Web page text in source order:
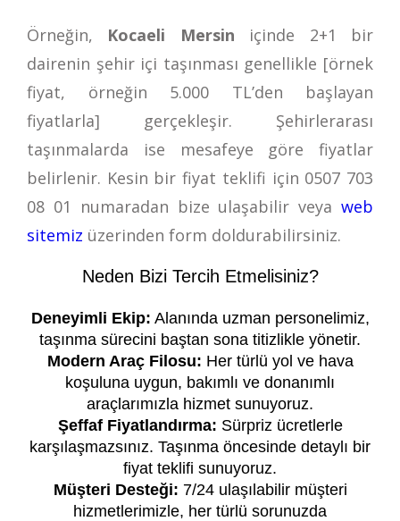
Örneğin, Kocaeli Mersin içinde 2+1 bir
dairenin şehir içi taşınması genellikle [örnek
fiyat, örneğin 5.000 TL’den başlayan
fiyatlarla] gerçekleşir. Şehirlerarası
taşınmalarda ise mesafeye göre fiyatlar
belirlenir. Kesin bir fiyat teklifi için 0507 703
08 01
numaradan bize ulaşabilir veyaweb
sitemiz üzerinden form doldurabilirsiniz.
Neden Bizi Tercih Etmelisiniz?
Deneyimli Ekip: Alanında uzman personelimiz,
taşınma sürecini baştan sona titizlikle yönetir.
Modern Araç Filosu: Her türlü yol ve hava
koşuluna uygun, bakımlı ve donanımlı
araçlarımızla hizmet sunuyoruz.
Şeffaf Fiyatlandırma: Sürpriz ücretlerle
karşılaşmazsınız. Taşınma öncesinde detaylı bir
fiyat teklifi sunuyoruz.
Müşteri Desteği: 7/24 ulaşılabilir müşteri
hizmetlerimizle, her türlü sorunuzda